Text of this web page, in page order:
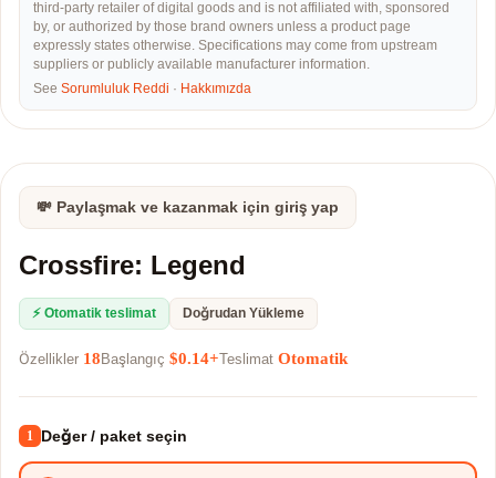
third-party retailer of digital goods and is not affiliated with, sponsored
by, or authorized by those brand owners unless a product page
expressly states otherwise. Specifications may come from upstream
suppliers or publicly available manufacturer information.
See Sorumluluk Reddi · Hakkımızda
💸 Paylaşmak ve kazanmak için giriş yap
Crossfire: Legend
⚡ Otomatik teslimat Doğrudan Yükleme
Özellikler 18 Başlangıç $0.14+Teslimat Otomatik
1 Değer / paket seçin